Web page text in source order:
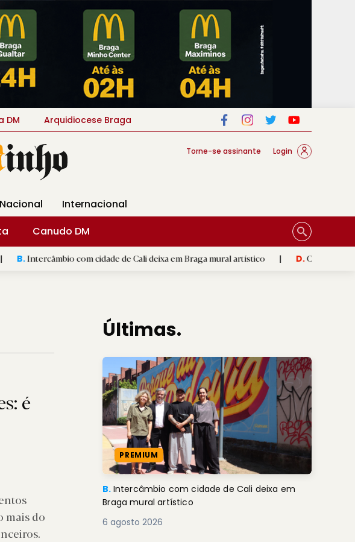
DM Arquidiocese Braga
Torne-se assinante Login
Nacional
Internacional
Canudo DM
com cidade de Cali deixa em Braga mural artístico | D.Carvalhal promete
é
mais do
Últimas.
PREMIUM
B. Intercâmbio com cidade de Cali deixa em
Braga mural artístico
6 agosto 2026